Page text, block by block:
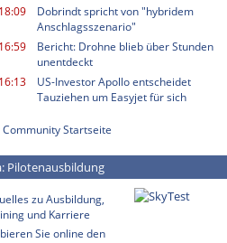
Dobrindt spricht von "hybridem
Anschlagsszenario"
Bericht: Drohne blieb über Stunden
unentdeckt
US-Investor Apollo entscheidet
Tauziehen um Easyjet für sich
Community Startseite
Pilotenausbildung
zu Ausbildung,
und Karriere
Sie online den